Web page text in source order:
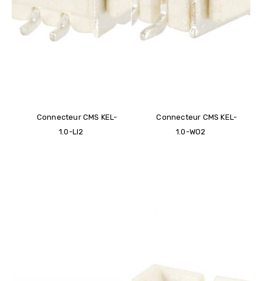
Connecteur CMS KEL-
1.0-LI2
Connecteur CMS KEL-
1.0-WO2